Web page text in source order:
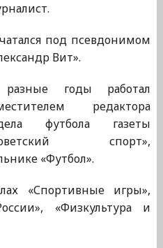
под псевдонимом
Вит».
годы работал
редактора
футбола газеты
спорт»,
«Футбол».
«Спортивные игры»,
«Физкультура и